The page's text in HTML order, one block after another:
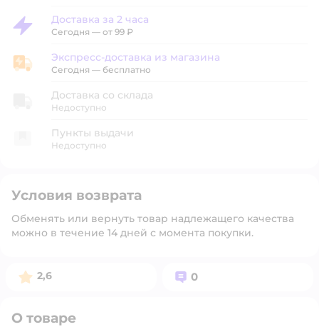
Доставка за 2 часа
Доставка за 2 часа
Сегодня — от 99 ₽
Экспресс-доставка из магазина
Экспресс-доставка из магазина
Сегодня — бесплатно
Доставка со склада
Недоступно
Пункты выдачи
Недоступно
Условия возврата
Обменять или вернуть товар надлежащего качества
можно в течение 14 дней с момента покупки.
Рейтинг:
2,6 Вопросов:
0
О товаре